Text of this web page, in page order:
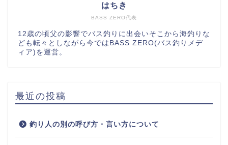
BASS ZERO代表
はちき
12歳の頃父の影響でバス釣りに出会いそこから海釣りな
ども転々としながら今ではBASS ZERO(バス釣りメデ
ィア)を運営。
最近の投稿
釣り人の別の呼び方・言い方について